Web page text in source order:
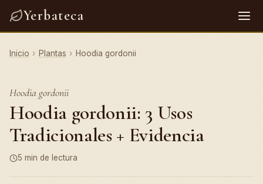
Yerbateca
Inicio › Plantas › Hoodia gordonii
Hoodia gordonii
Hoodia gordonii: 3 Usos
Tradicionales + Evidencia
5 min de lectura